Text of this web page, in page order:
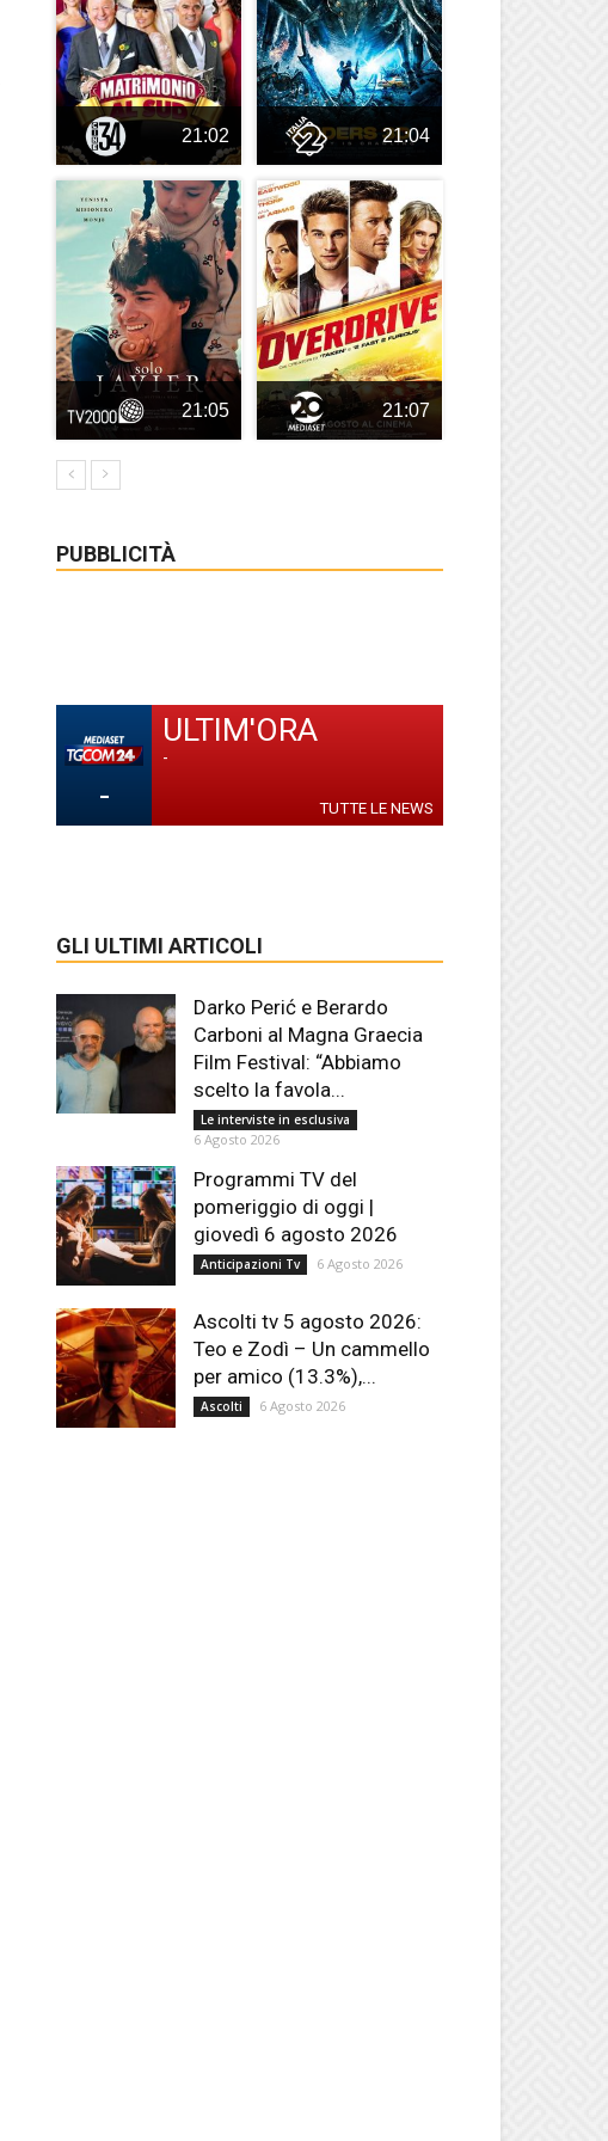
21:02 21:04
21:05 21:07
PUBBLICITÀ
-
ULTIM'ORA
-
TUTTE LE NEWS
GLI ULTIMI ARTICOLI
Darko Perić e Berardo
Carboni al Magna Graecia
Film Festival: “Abbiamo
scelto la favola...
Le interviste in esclusiva
6 Agosto 2026
Programmi TV del
pomeriggio di oggi |
giovedì 6 agosto 2026
Anticipazioni Tv 6 Agosto 2026
Ascolti tv 5 agosto 2026:
Teo e Zodì – Un cammello
per amico (13.3%),...
Ascolti 6 Agosto 2026